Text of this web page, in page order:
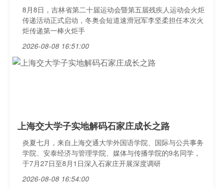
8月8日，吉林省第二十届运动会暨第五届残疾人运动会火炬
传递活动正式启动，冬奥会短道速滑冠军李坚柔担任本次火
炬传递第一棒火炬手
2026-08-08 16:51:00
上海交大学子实地解码石家庄成长之路
炎夏七月，来自上海交通大学外国语学院、国际与公共事务
学院、安泰经济与管理学院、媒体与传播学院的9名同学，
于7月27日至8月1日深入石家庄开展深度调研
2026-08-08 16:54:00